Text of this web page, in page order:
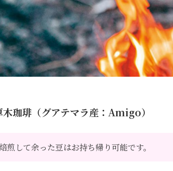
珈琲（グアテマラ産：Amigo）
焙煎して余った豆はお持ち帰り可能です。